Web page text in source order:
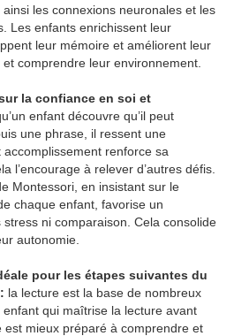
les connexions neuronales et les
Les enfants enrichissent leur
leur mémoire et améliorent leur
comprendre leur environnement.
la confiance en soi et
enfant découvre qu’il peut
une phrase, il ressent une
renforce sa
l’encourage à relever d’autres défis.
Montessori, en insistant sur le
chaque enfant, favorise un
ni comparaison. Cela consolide
autonomie.
pour les étapes suivantes du
la lecture est la base de nombreux
qui maîtrise la lecture avant
est mieux préparé à comprendre et